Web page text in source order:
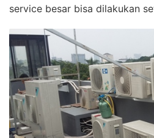
service besar bisa dilakukan